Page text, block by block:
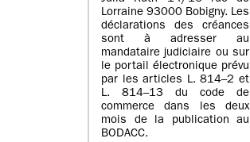
Lorraine 93000 Bobigny. Les
déclarations des créances
sont à adresser au
mandataire judiciaire ou sur
le portail électronique prévu
par les articles L. 814–2 et
L. 814–13 du code de
commerce dans les deux
mois de la publication au
BODACC.